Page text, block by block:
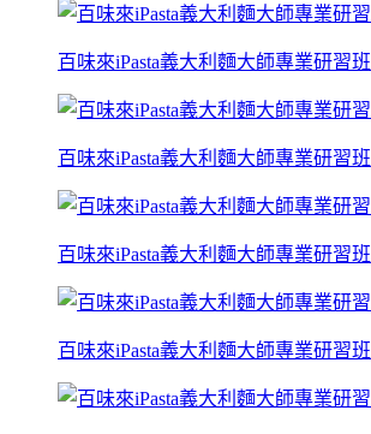
百味來iPasta義大利麵大師專業研習班
百味來iPasta義大利麵大師專業研習班
百味來iPasta義大利麵大師專業研習班
百味來iPasta義大利麵大師專業研習班